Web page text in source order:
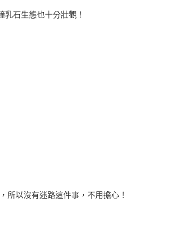
石生態也十分壯觀！
以沒有迷路這件事，不用擔心！